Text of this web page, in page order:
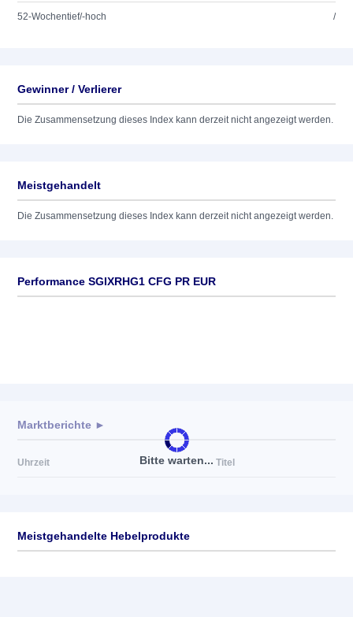
52-Wochentief/-hoch /
Gewinner / Verlierer
Die Zusammensetzung dieses Index kann derzeit nicht angezeigt werden.
Meistgehandelt
Die Zusammensetzung dieses Index kann derzeit nicht angezeigt werden.
Performance SGIXRHG1 CFG PR EUR
Bitte warten...
Marktberichte ►
Uhrzeit Titel
Meistgehandelte Hebelprodukte